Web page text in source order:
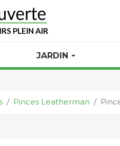
PLEIN AIR
JARDIN
Pinces Leatherman